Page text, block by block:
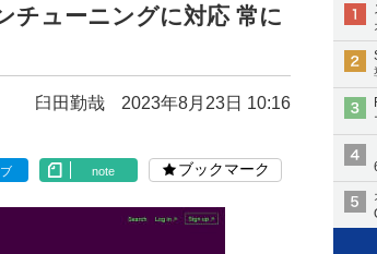
チューニングに対応 常に
臼田勤哉 2023年8月23日 10:16
note ブックマーク